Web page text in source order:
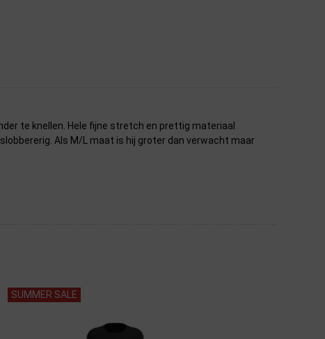
te knellen. Hele fijne stretch en prettig materiaal
Als M/L maat is hij groter dan verwacht maar
SUMMER SALE